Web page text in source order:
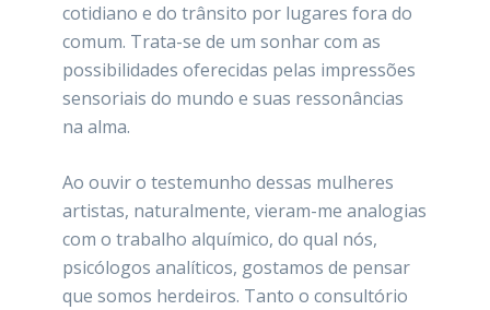
cotidiano e do trânsito por lugares fora do
comum. Trata-se de um sonhar com as
possibilidades oferecidas pelas impressões
sensoriais do mundo e suas ressonâncias
na alma.
Ao ouvir o testemunho dessas mulheres
artistas, naturalmente, vieram-me analogias
com o trabalho alquímico, do qual nós,
psicólogos analíticos, gostamos de pensar
que somos herdeiros. Tanto o consultório